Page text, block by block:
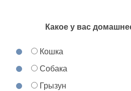
Какое у вас
Кошка
Собака
Грызун